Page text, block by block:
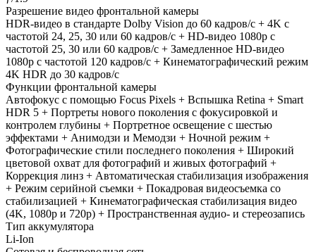
Разрешение видео фронтальной камеры
HDR‑видео в стандарте Dolby Vision до 60 кадров/ с + 4K с
частотой 24, 25, 30 или 60 кадров/ с + HD-видео 1080p с
частотой 25, 30 или 60 кадров/ с + Замедленное HD-видео
1080р c частотой 120 кадров/ с + Кинематографический режим
4K HDR до 30 кадров/ с
Функции фронтальной камеры
Автофокус с помощью Focus Pixels + Вспышка Retina + Smart
HDR 5 + Портреты нового поколения с фокусировкой и
контролем глубины + Портретное освещение с шестью
эффектами + Анимодзи и Мемодзи + Ночной режим +
Фотографические стили последнего поколения + Широкий
цветовой охват для фотографий и живых фотографий +
Коррекция линз + Автоматическая стабилизация изображения
+ Режим серийной съемки + Покадровая видеосъемка со
стабилизацией + Кинематографическая стабилизация видео
(4K, 1080p и 720p) + Пространственная аудио- и стереозапись
Тип аккумулятора
Li-Ion